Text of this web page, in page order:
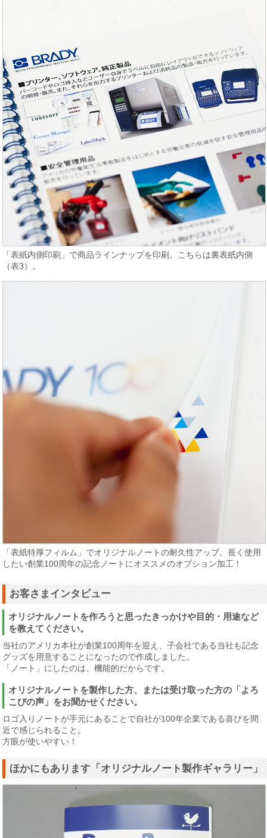
「表紙内側印刷」で商品ラインナップを印刷。こちらは裏表紙内側
（表3）。
「表紙特厚フィルム」でオリジナルノートの耐久性アップ。長く使用
したい創業100周年の記念ノートにオススメのオプション加工！
お客さまインタビュー
オリジナルノートを作ろうと思ったきっかけや目的・用途など
を教えてください。
当社のアメリカ本社が創業100周年を迎え、子会社である当社も記念
グッズを用意することになったので作成しました。
「ノート」にしたのは、機能的だからです。
オリジナルノートを製作した方、または受け取った方の「よろ
こびの声」をお聞かせください。
ロゴ入りノートが手元にあることで自社が100年企業である喜びを間
近で感じられること。
方眼が使いやすい！
ほかにもあります「オリジナルノート製作ギャラリー」